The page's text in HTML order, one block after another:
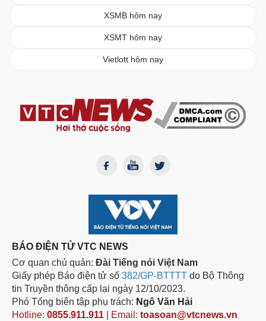
XSMB hôm nay
XSMT hôm nay
Vietlott hôm nay
BÁO ĐIỆN TỬ VTC NEWS
Cơ quan chủ quản: Đài Tiếng nói Việt Nam
Giấy phép Báo điện tử số 382/GP-BTTTT do Bộ Thông
tin Truyền thông cấp lại ngày 12/10/2023.
Phó Tổng biên tập phụ trách: Ngô Văn Hải
Hotline: 0855.911.911 | Email: toasoan@vtcnews.vn